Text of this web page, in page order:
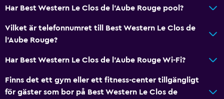
Grundläggande bekvämligheter
Gratis WiFi
Wifi tillgängligt i alla områden
Brandvarnare
Har Best Western Le Clos de l'Aube Rouge pool?
Vilket är telefonnumret till Best Western Le Clos de
l'Aube Rouge?
Har Best Western Le Clos de l'Aube Rouge Wi-Fi?
Finns det ett gym eller ett fitness-center tillgängligt
för gäster som bor på Best Western Le Clos de